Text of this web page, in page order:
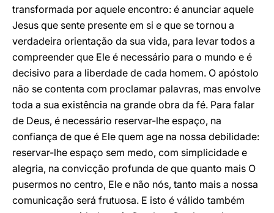
transformada por aquele encontro: é anunciar aquele
Jesus que sente presente em si e que se tornou a
verdadeira orientação da sua vida, para levar todos a
compreender que Ele é necessário para o mundo e é
decisivo para a liberdade de cada homem. O apóstolo
não se contenta com proclamar palavras, mas envolve
toda a sua existência na grande obra da fé. Para falar
de Deus, é necessário reservar-lhe espaço, na
confiança de que é Ele quem age na nossa debilidade:
reservar-lhe espaço sem medo, com simplicidade e
alegria, na convicção profunda de que quanto mais O
pusermos no centro, Ele e não nós, tanto mais a nossa
comunicação será frutuosa. E isto é válido também